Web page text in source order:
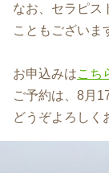
なお、セラピス
こともございま
お申込みはこち
ご予約は、8月
どうぞよろしく